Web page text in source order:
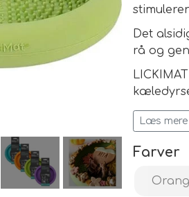
TILSKUD
GAVER
Det
rå og
Den
ved at
Læs mere
Farver